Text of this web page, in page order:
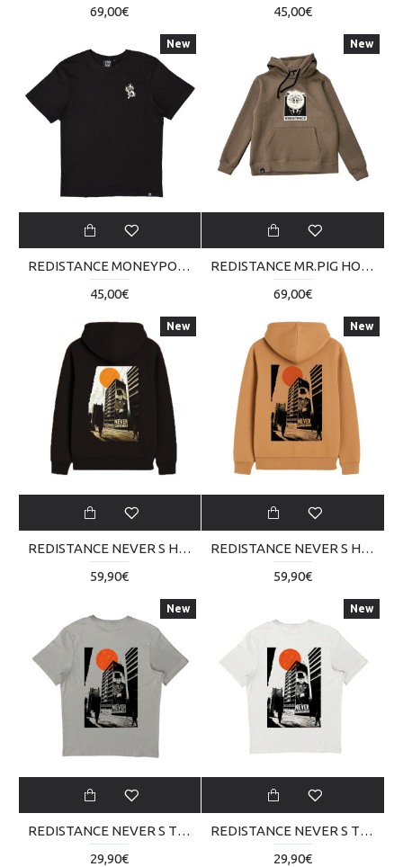
69,00€ 45,00€
New
REDISTANCE MONEYPOLY TEE RDU124TB09-2020
45,00€
New
REDISTANCE MR.PIG HOODIE RDU224TM03-5050
69,00€
New
REDISTANCE NEVER S HOODIE RDU225TM10-2020
59,90€
New
REDISTANCE NEVER S HOODIE RDU225TM10-2222
59,90€
New
REDISTANCE NEVER S TEE RDU125TB11-0606
29,90€
New
REDISTANCE NEVER S TEE RDU125TB11-0707
29,90€